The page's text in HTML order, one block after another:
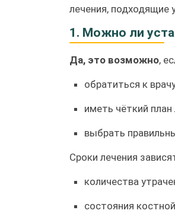
лечения,
1. Можно ли
Да, это возможно,
обратиться к
иметь чёткий план
выбрать
Сроки лечения
количества
состояния